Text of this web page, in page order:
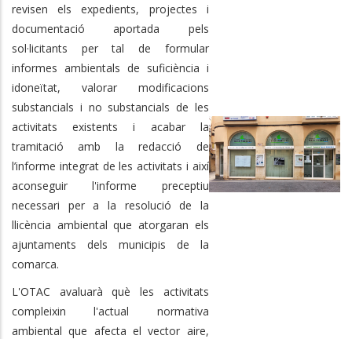
revisen els expedients, projectes i
documentació aportada pels
sol·licitants per tal de formular
informes ambientals de suficiència i
idoneïtat, valorar modificacions
substancials i no substancials de les
activitats existents i acabar la
tramitació amb la redacció de
l’informe integrat de les activitats i així
aconseguir l'informe preceptiu
necessari per a la resolució de la
llicència ambiental que atorgaran els
ajuntaments dels municipis de la
comarca.
L'OTAC avaluarà què les activitats
compleixin l'actual normativa
ambiental que afecta el vector aire,